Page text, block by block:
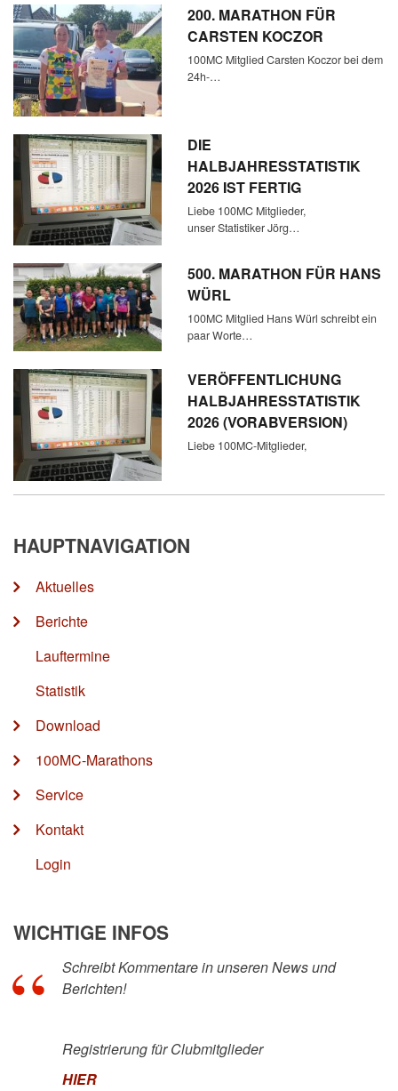
200. MARATHON FÜR
CARSTEN KOCZOR
100MC Mitglied Carsten Koczor bei dem
24h-…
DIE
HALBJAHRESSTATISTIK
2026 IST FERTIG
Liebe 100MC Mitglieder,
unser Statistiker Jörg…
500. MARATHON FÜR HANS
WÜRL
100MC Mitglied Hans Würl schreibt ein
paar Worte…
VERÖFFENTLICHUNG
HALBJAHRESSTATISTIK
2026 (VORABVERSION)
Liebe 100MC-Mitglieder,
HAUPTNAVIGATION
Aktuelles
Berichte
Lauftermine
Statistik
Download
100MC-Marathons
Service
Kontakt
Login
WICHTIGE INFOS
Schreibt Kommentare in unseren News und
Berichten!
Registrierung für Clubmitglieder
HIER